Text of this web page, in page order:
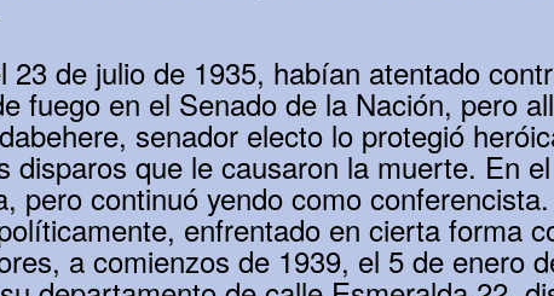
23 de julio de 1935, habían atentado
fuego en el Senado de la Nación, pero
senador electo lo protegió
disparos que le causaron la muerte. En
pero continuó yendo como
enfrentado en cierta forma
a comienzos de 1939, el 5 de enero